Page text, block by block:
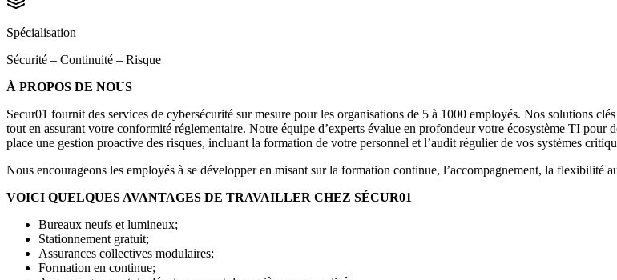
Spécialisation
Sécurité – Continuité – Risque
À PROPOS DE NOUS
Secur01 fournit des services de cybersécurité sur mesure pour les organisations de 5 à 1000 employés. Nos solutions
tout en assurant votre conformité réglementaire. Notre équipe d’experts évalue en profondeur votre écosystème TI
place une gestion proactive des risques, incluant la formation de votre personnel et l’audit régulier de vos systèmes
Nous encourageons les employés à se développer en misant sur la formation continue, l’accompagnement, la flexibilité
VOICI QUELQUES AVANTAGES DE TRAVAILLER CHEZ SÉCUR01
Bureaux neufs et lumineux;
Stationnement gratuit;
Assurances collectives modulaires;
Formation en continue;